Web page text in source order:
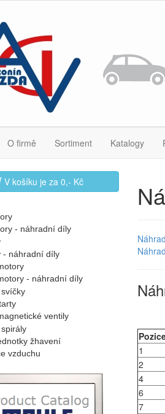
O firmě Sortiment Katalogy
V košíku je za 0,- Kč
- náhradní díly
- náhradní díly
- náhradní díly
ventily
žhavení
vzduchu
1
2
4
6
7